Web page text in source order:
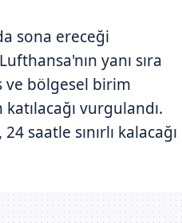
sona ereceği
yanı sıra
ve bölgesel birim
vurgulandı.
saatle sınırlı kalacağı